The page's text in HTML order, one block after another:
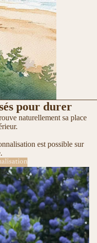
pour durer
naturellement sa place
est possible sur